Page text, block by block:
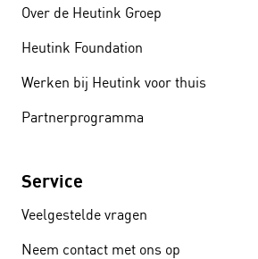
Over de Heutink Groep
Heutink Foundation
Werken bij Heutink voor thuis
Partnerprogramma
Service
Veelgestelde vragen
Neem contact met ons op